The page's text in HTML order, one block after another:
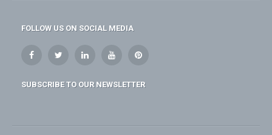
FOLLOW US ON SOCIAL MEDIA
SUBSCRIBE TO OUR NEWSLETTER